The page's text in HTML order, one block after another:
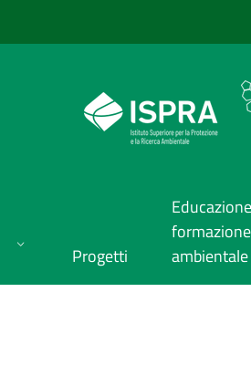
Progetti
formazione
ambientale